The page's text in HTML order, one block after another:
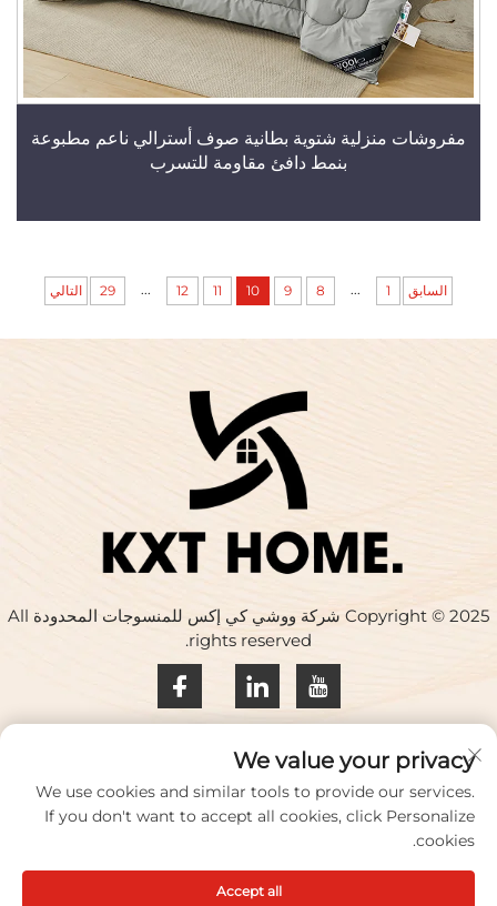
مفروشات منزلية شتوية بطانية صوف أسترالي ناعم مطبوعة
بنمط دافئ مقاومة للتسرب
السابق 1
...
8
9
10
11
12
...
29 التالي
Copyright © 2025 شركة ووشي كي إكس للمنسوجات المحدودة All
rights reserved.
سياسة الخصوصية
اتصل بنا
مدينة ووشي، مقاطعة جيانغسو، الصين
We value your privacy
We use cookies and similar tools to provide our services.
If you don't want to accept all cookies, click Personalize
cookies.
Accept all